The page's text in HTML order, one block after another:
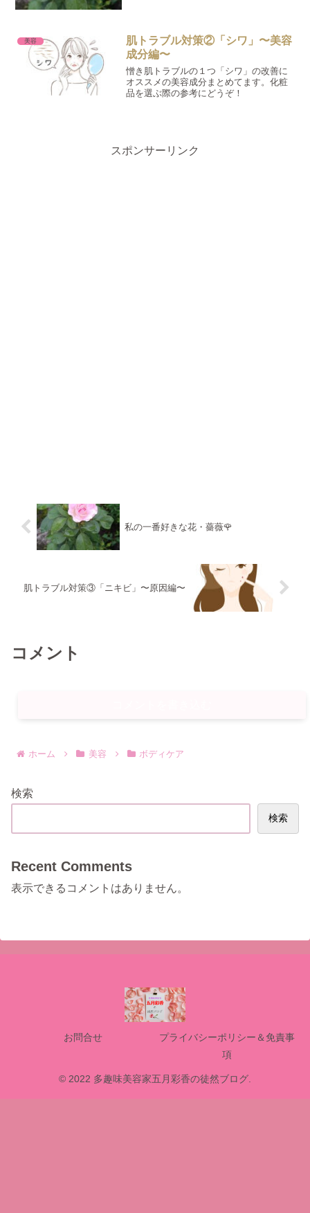
美容
肌トラブル対策②「シワ」〜美容
成分編〜
憎き肌トラブルの１つ「シワ」の改善に
オススメの美容成分まとめてます。化粧
品を選ぶ際の参考にどうぞ！
スポンサーリンク
私の一番好きな花・薔薇🌹
肌トラブル対策③「ニキビ」〜原因編〜
コメント
ホーム 美容 ボディケア
検索
検索
Recent Comments
表示できるコメントはありません。
お問合せ
プライバシーポリシー＆免責事
項
© 2022 多趣味美容家五月彩香の徒然ブログ.